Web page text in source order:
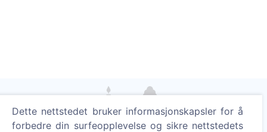
Tenn et digitalt lys - plant et tre!
Dette nettstedet bruker informasjonskapsler for å
forbedre din surfeopplevelse og sikre nettstedets